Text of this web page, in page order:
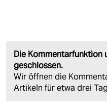
Die Kommentarfunktion
geschlossen.
Wir öffnen die
Artikeln für etwa drei